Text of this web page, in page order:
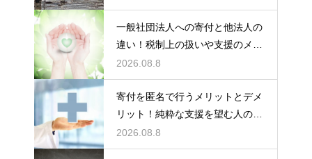
一般社団法人への寄付と他法人の
違い！税制上の扱いや支援のメリ
ット比較
2026.08.8
寄付を匿名で行うメリットとデメ
リット！純粋な支援を望む人のた
めの選択
2026.08.8